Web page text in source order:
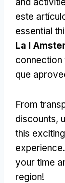
este
essential
La I
connection
que
From
discounts,
this
experience.
your time
region!